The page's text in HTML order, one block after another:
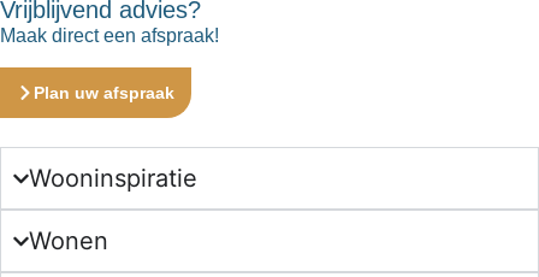
Vrijblijvend advies?
Maak direct een afspraak!
Plan uw afspraak
Wooninspiratie
Wonen